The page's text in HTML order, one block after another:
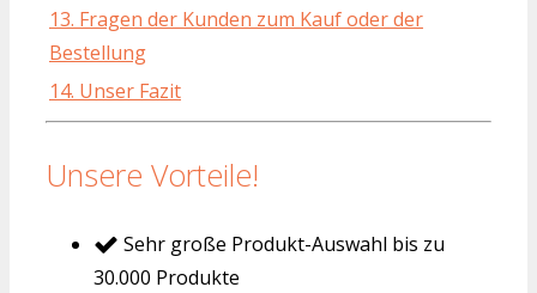
13. Fragen der Kunden zum Kauf oder der
Bestellung
14. Unser Fazit
Unsere Vorteile!
Sehr große Produkt-Auswahl bis zu
30.000 Produkte